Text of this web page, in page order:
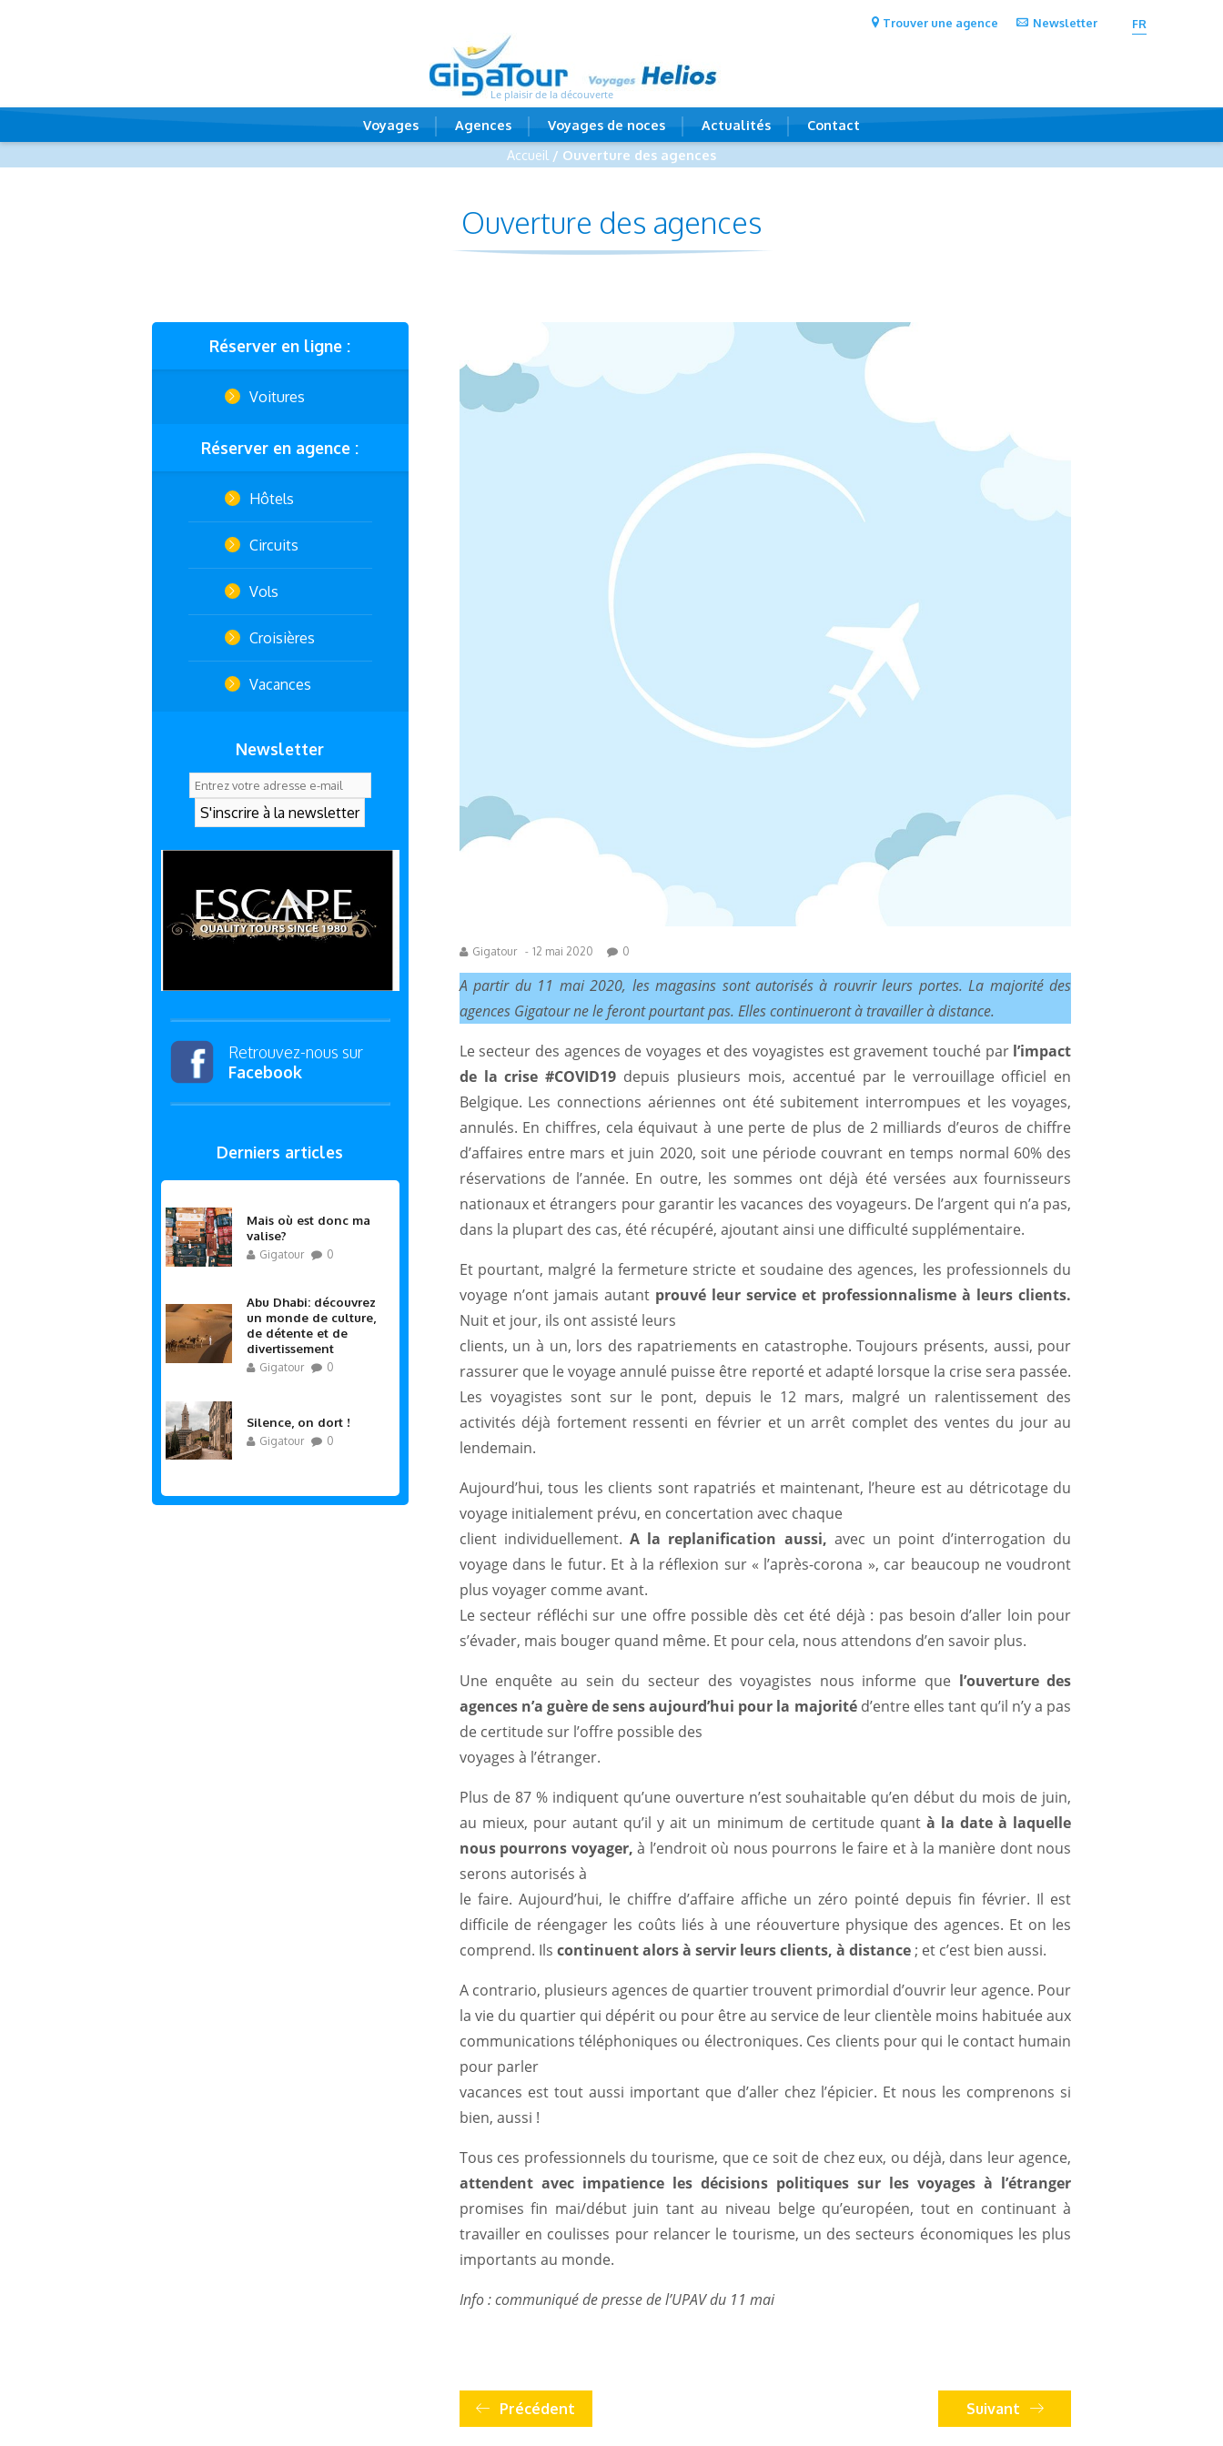
Trouver une agence Newsletter FR
Le plaisir de la découverte
Voyages Agences Voyages de noces Actualités
Contact
Accueil / Ouverture des agences
Ouverture des agences
Réserver en ligne :
Voitures
Réserver en agence :
Hôtels
Circuits
Vols
Croisières
Vacances
Newsletter
Retrouvez-nous sur
Facebook
Derniers articles
Mais où est donc ma
valise?
Gigatour 0
Abu Dhabi: découvrez
un monde de culture,
de détente et de
divertissement
Gigatour 0
Silence, on dort !
Gigatour 0
Gigatour - 12 mai 2020 0
A partir du 11 mai 2020, les magasins sont autorisés à rouvrir leurs portes. La majorité des
agences Gigatour ne le feront pourtant pas. Elles continueront à travailler à distance.
Le secteur des agences de voyages et des voyagistes est gravement touché par l’impact
de la crise #COVID19 depuis plusieurs mois, accentué par le verrouillage officiel en
Belgique. Les connections aériennes ont été subitement interrompues et les voyages,
annulés. En chiffres, cela équivaut à une perte de plus de 2 milliards d’euros de chiffre
d’affaires entre mars et juin 2020, soit une période couvrant en temps normal 60% des
réservations de l’année. En outre, les sommes ont déjà été versées aux fournisseurs
nationaux et étrangers pour garantir les vacances des voyageurs. De l’argent qui n’a pas,
dans la plupart des cas, été récupéré, ajoutant ainsi une difficulté supplémentaire.
Et pourtant, malgré la fermeture stricte et soudaine des agences, les professionnels du
voyage n’ont jamais autant prouvé leur service et professionnalisme à leurs clients.
Nuit et jour, ils ont assisté leurs
clients, un à un, lors des rapatriements en catastrophe. Toujours présents, aussi, pour
rassurer que le voyage annulé puisse être reporté et adapté lorsque la crise sera passée.
Les voyagistes sont sur le pont, depuis le 12 mars, malgré un ralentissement des
activités déjà fortement ressenti en février et un arrêt complet des ventes du jour au
lendemain.
Aujourd’hui, tous les clients sont rapatriés et maintenant, l’heure est au détricotage du
voyage initialement prévu, en concertation avec chaque
client individuellement.A la replanification aussi, avec un point d’interrogation du
voyage dans le futur. Et à la réflexion sur « l’après-corona », car beaucoup ne voudront
plus voyager comme avant.
Le secteur réfléchi sur une offre possible dès cet été déjà : pas besoin d’aller loin pour
s’évader, mais bouger quand même. Et pour cela, nous attendons d’en savoir plus.
Une enquête au sein du secteur des voyagistes nous informe que l’ouverture des
agences n’a guère de sens aujourd’hui pour la majoritéd’entre elles tant qu’il n’y a pas
de certitude sur l’offre possible des
voyages à l’étranger.
Plus de 87 % indiquent qu’une ouverture n’est souhaitable qu’en début du mois de juin,
au mieux, pour autant qu’il y ait un minimum de certitude quant à la date à laquelle
nous pourrons voyager, à l’endroit où nous pourrons le faire et à la manière dont nous
serons autorisés à
le faire. Aujourd’hui, le chiffre d’affaire affiche un zéro pointé depuis fin février. Il est
difficile de réengager les coûts liés à une réouverture physique des agences. Et on les
comprend. Ils continuent alors à servir leurs clients, à distance ; et c’est bien aussi.
A contrario, plusieurs agences de quartier trouvent primordial d’ouvrir leur agence. Pour
la vie du quartier qui dépérit ou pour être au service de leur clientèle moins habituée aux
communications téléphoniques ou électroniques. Ces clients pour qui le contact humain
pour parler
vacances est tout aussi important que d’aller chez l’épicier. Et nous les comprenons si
bien, aussi !
Tous ces professionnels du tourisme, que ce soit de chez eux, ou déjà, dans leur agence,
attendent avec impatience les décisions politiques sur les voyages à l’étranger
promises fin mai/début juin tant au niveau belge qu’européen, tout en continuant à
travailler en coulisses pour relancer le tourisme, un des secteurs économiques les plus
importants au monde.
Info : communiqué de presse de l’UPAV du 11 mai
Précédent Suivant